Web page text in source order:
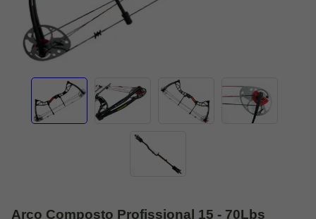
Arco Composto Profissional 15 - 70Lbs